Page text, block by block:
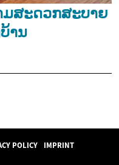
ສະດວກສະບາຍ
ານ
POLICY IMPRINT